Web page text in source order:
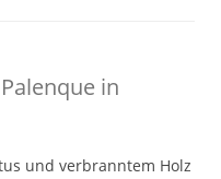
in
und verbranntem Holz